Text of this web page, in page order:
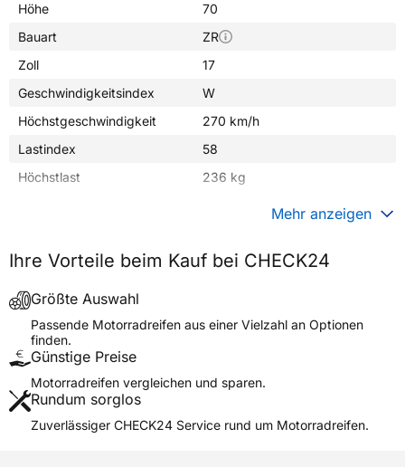
Höhe
70
Bauart
ZR
Zoll
17
Geschwindigkeitsindex
W
Höchstgeschwindigkeit
270 km/h
Lastindex
58
Höchstlast
236 kg
Verwendung
Sommerreifen
Modellname
Reifenposition
Front
Motorradtyp
Weitere Eigenschaften
Schlauchtyp
Mehr anzeigen
Ihre Vorteile beim Kauf bei CHECK24
Größte Auswahl
Passende Motorradreifen aus einer Vielzahl an Optionen
finden.
Günstige Preise
Motorradreifen vergleichen und sparen.
Rundum sorglos
Zuverlässiger CHECK24 Service rund um Motorradreifen.